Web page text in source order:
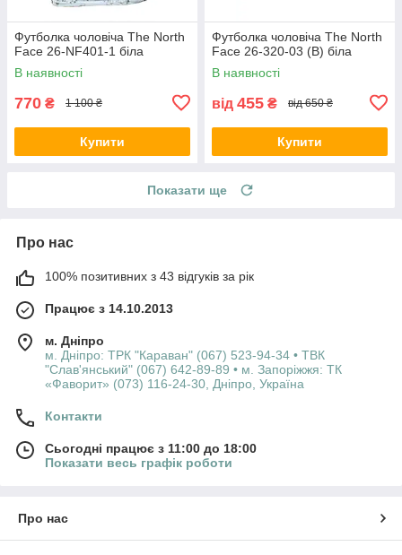
Футболка чоловіча The North
Face 26-NF401-1 біла
В наявності
770 ₴ 1 100 ₴
Купити
Футболка чоловіча The North
Face 26-320-03 (B) біла
В наявності
від 455 ₴ від 650 ₴
Купити
Показати ще
Про нас
100% позитивних з 43 відгуків за рік
Працює з 14.10.2013
м. Дніпро
м. Дніпро: ТРК "Караван" (067) 523-94-34 • ТВК
"Слав'янський" (067) 642-89-89 • м. Запоріжжя: ТК
«Фаворит» (073) 116-24-30, Дніпро, Україна
Контакти
Сьогодні працює з 11:00 до 18:00
Показати весь графік роботи
Про нас